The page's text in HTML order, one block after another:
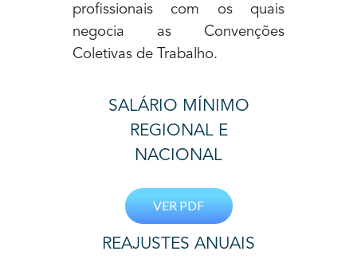
profissionais com os quais
negocia as Convenções
Coletivas de Trabalho.
SALÁRIO MÍNIMO
REGIONAL E
NACIONAL
VER PDF
REAJUSTES ANUAIS